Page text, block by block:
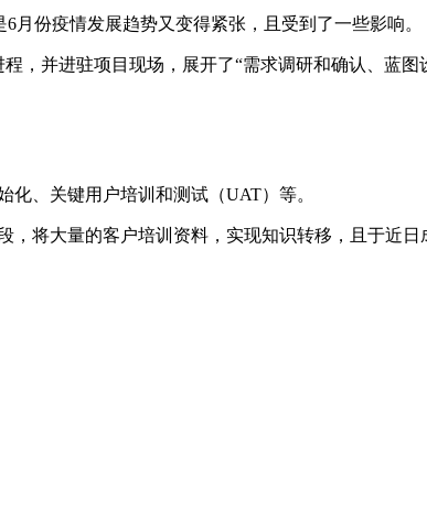
份疫情发展趋势又变得紧张，且受到了一些影响。
并进驻项目现场，展开了“需求调研和确认、蓝图
化、关键用户培训和测试（UAT）等。
将大量的客户培训资料，实现知识转移，且于近日